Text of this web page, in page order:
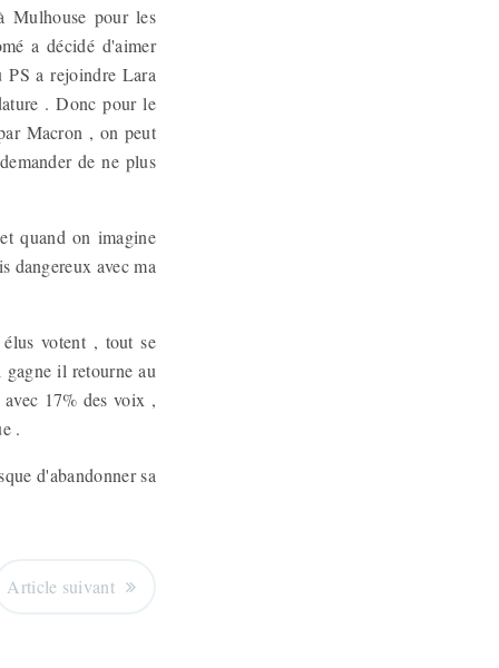
Mulhouse pour les
a décidé d'aimer
PS a rejoindre Lara
. Donc pour le
Macron , on peut
de ne plus
quand on imagine
dangereux avec ma
votent , tout se
il retourne au
17% des voix ,
.
d'abandonner sa
Article suivant